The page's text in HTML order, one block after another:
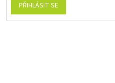
PŘIHLÁSIT SE